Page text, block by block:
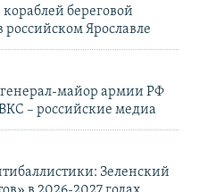
береговой
Ярославле
майор армии РФ
– российские медиа
Зеленский